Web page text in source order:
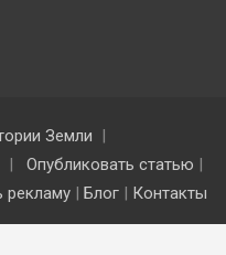
Земли
Опубликовать статью
рекламу Блог Контакты